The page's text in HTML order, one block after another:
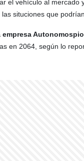
el vehículo al
situciones que
Autonomos
en 2064, según lo